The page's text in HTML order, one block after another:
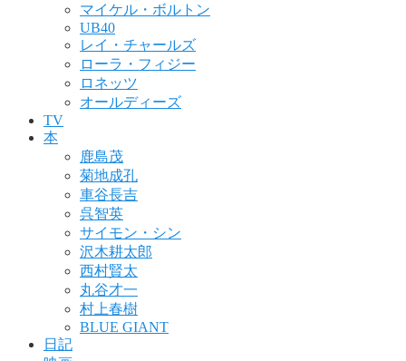
マイケル・ボルトン
UB40
レイ・チャールズ
ローラ・フィジー
ロネッツ
オールディーズ
TV
本
鹿島茂
菊地成孔
車谷長吉
呉智英
サイモン・シン
沢木耕太郎
西村賢太
丸谷才一
村上春樹
BLUE GIANT
日記